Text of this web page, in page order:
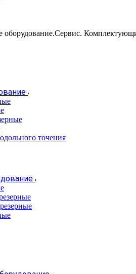
оборудование.Сервис.
точения